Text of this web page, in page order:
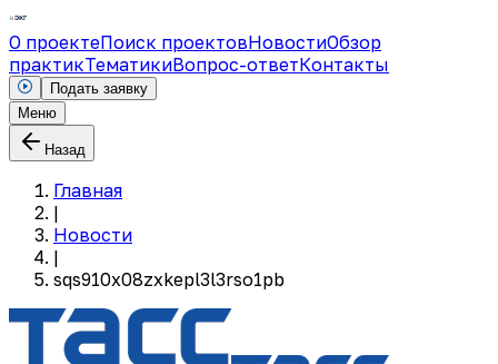
О проектеПоиск проектовНовостиОбзор
практикТематикиВопрос-ответКонтакты
Подать заявку
Меню
Назад
Главная
|
Новости
|
sqs910x08zxkepl3l3rso1pb